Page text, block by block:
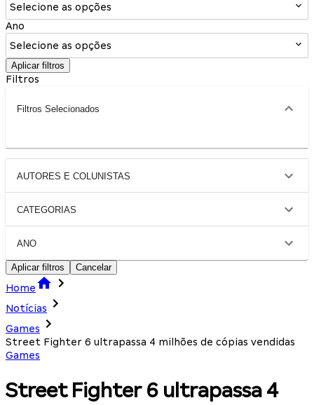
Selecione as opções
Ano
Selecione as opções
Aplicar filtros
Filtros
Filtros Selecionados
AUTORES E COLUNISTAS
CATEGORIAS
ANO
Aplicar filtros Cancelar
Home
Notícias
Games
Street Fighter 6 ultrapassa 4 milhões de cópias vendidas
Games
Street Fighter 6 ultrapassa 4